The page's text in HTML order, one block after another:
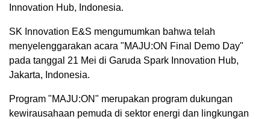
Innovation Hub, Indonesia.
SK Innovation E&S mengumumkan bahwa telah
menyelenggarakan acara "MAJU:ON Final Demo Day"
pada tanggal 21 Mei di Garuda Spark Innovation Hub,
Jakarta, Indonesia.
Program "MAJU:ON" merupakan program dukungan
kewirausahaan pemuda di sektor energi dan lingkungan